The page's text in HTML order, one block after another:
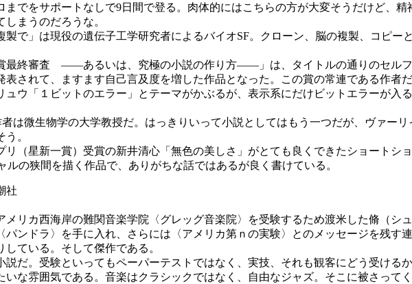
でをサポートなしで9日間で登る。肉体的にはこちらの方が大変そうだけど、精
まうのだろうな。
で」は現役の遺伝子工学研究者によるバイオSF。クローン、脳の複製、コピー
最終審査 ――あるいは、究極の小説の作り方――」は、タイトルの通りのセルフ
されて、ますます自己言及度を増した作品となった。この賞の常連である作者
ウ「１ビットのエラー」とテーマがかぶるが、表示系にだけビットエラーが入
は微生物学の大学教授だ。はっきりいって小説としてはもう一つだが、ヴァー
。
（星新一賞）受賞の新井清心「無色の美しさ」がとても良くできたショートシ
の狭間を描く作品で、ありがちな話ではあるが良く書けている。
社
リカ西海岸の難関音楽学院〈グレッグ音楽院〉を受験するため渡米した脩（シ
パンドラ〉を手に入れ、さらには〈アメリカ第ｎの実験〉とのメッセージを残
ている。そして傑作である。
だ。受験といってもペーパーテストではなく、実技、それも観客にどう受ける
な雰囲気である。音楽はクラシックではなく、自由なジャズ。そこに被さって